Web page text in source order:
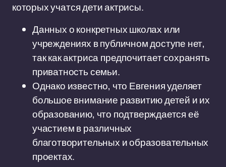
которых учатся дети актрисы.
Данных о конкретных школах или
учреждениях в публичном доступе нет,
так как актриса предпочитает сохранять
приватность семьи.
Однако известно, что Евгения уделяет
большое внимание развитию детей и их
образованию, что подтверждается её
участием в различных
благотворительных и образовательных
проектах.